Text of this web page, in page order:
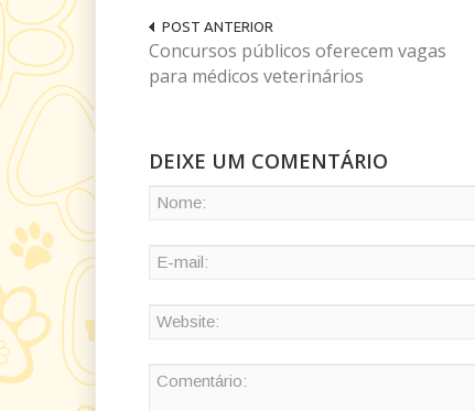
POST ANTERIOR
Concursos públicos oferecem vagas
para médicos veterinários
DEIXE UM COMENTÁRIO